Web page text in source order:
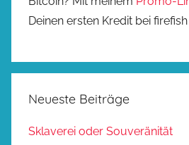
Deinen ersten Kredit bei
Neueste Beiträge
Sklaverei oder Souveränität